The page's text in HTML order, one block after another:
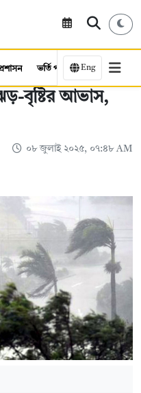
ভর্তি পরীক্ষা কর্মসংস্থান
Eng
বৃষ্টির আভাস,
০৮ জুলাই ২০২৫, ০৭:৪৮ AM